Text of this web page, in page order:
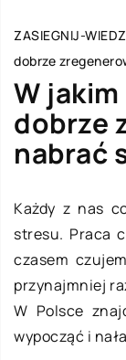
ZASIEGNIJ-
dobrze
W
dobrze
nabrać
Każdy z nas
stresu. Praca
czasem
przynajmniej
W Polsce
wypocząć i